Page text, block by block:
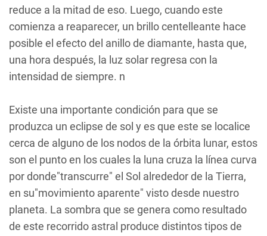
reduce a la mitad de eso. Luego, cuando este
comienza a reaparecer, un brillo centelleante hace
posible el efecto del anillo de diamante, hasta que,
una hora después, la luz solar regresa con la
intensidad de siempre. n
Existe una importante condición para que se
produzca un eclipse de sol y es que este se localice
cerca de alguno de los nodos de la órbita lunar, estos
son el punto en los cuales la luna cruza la línea curva
por donde"transcurre" el Sol alrededor de la Tierra,
en su"movimiento aparente" visto desde nuestro
planeta. La sombra que se genera como resultado
de este recorrido astral produce distintos tipos de